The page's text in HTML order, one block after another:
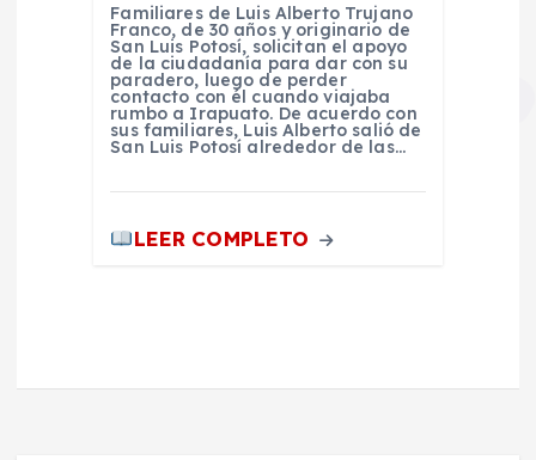
Familiares de Luis Alberto Trujano
Franco, de 30 años y originario de
San Luis Potosí, solicitan el apoyo
de la ciudadanía para dar con su
paradero, luego de perder
contacto con él cuando viajaba
rumbo a Irapuato. De acuerdo con
sus familiares, Luis Alberto salió de
San Luis Potosí alrededor de las…
LEER COMPLETO